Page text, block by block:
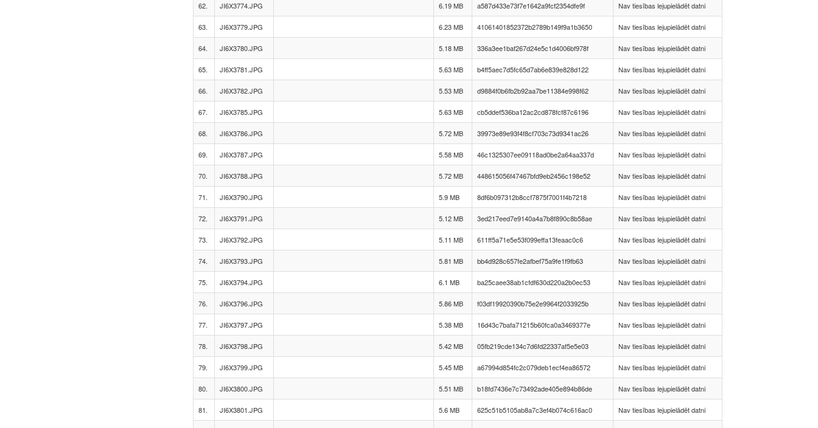
62. JI6X3774.JPG 6.19 MB a587d433e73f7e1642a9fcf2354dfe9f Nav tiesības lejupielādēt datni
63. JI6X3779.JPG 6.23 MB 41061401852372b2789b149f9a1b3650 Nav tiesības lejupielādēt datni
64. JI6X3780.JPG 5.18 MB 336a3ee1baf267d24e5c1d4006bf978f Nav tiesības lejupielādēt datni
65. JI6X3781.JPG 5.63 MB b4ff5aec7d5fc65d7ab6e839e828d122 Nav tiesības lejupielādēt datni
66. JI6X3782.JPG 5.53 MB d9884f0b6fb2b92aa7be11384e998f62 Nav tiesības lejupielādēt datni
67. JI6X3785.JPG 5.63 MB cb5ddef536ba12ac2cd878fcf87c6196 Nav tiesības lejupielādēt datni
68. JI6X3786.JPG 5.72 MB 39973e89e93f4f8cf703c73d9341ac26 Nav tiesības lejupielādēt datni
69. JI6X3787.JPG 5.58 MB 46c1325307ee09118ad0be2a64aa337d Nav tiesības lejupielādēt datni
70. JI6X3788.JPG 5.72 MB 448615056f47467bfd9eb2456c198e52 Nav tiesības lejupielādēt datni
71. JI6X3790.JPG 5.9 MB 8df6b097312b8ccf7875f7001f4b7218 Nav tiesības lejupielādēt datni
72. JI6X3791.JPG 5.12 MB 3ed217eed7e9140a4a7b8f890c8b58ae Nav tiesības lejupielādēt datni
73. JI6X3792.JPG 5.11 MB 611ff5a71e5e53f099effa13feaac0c6 Nav tiesības lejupielādēt datni
74. JI6X3793.JPG 5.81 MB bb4d928c657fe2afbef75a9fe1f9fb63 Nav tiesības lejupielādēt datni
75. JI6X3794.JPG 6.1 MB ba25caee38ab1cfdf630d220a2b0ec53 Nav tiesības lejupielādēt datni
76. JI6X3796.JPG 5.86 MB f03df19920390b75e2e9964f2033925b Nav tiesības lejupielādēt datni
77. JI6X3797.JPG 5.38 MB 16d43c7bafa71215b60fca0a3469377e Nav tiesības lejupielādēt datni
78. JI6X3798.JPG 5.42 MB 05fb219cde134c7d6fd22337af5e5e03 Nav tiesības lejupielādēt datni
79. JI6X3799.JPG 5.45 MB a67994d854fc2c079deb1ecf4ea86572 Nav tiesības lejupielādēt datni
80. JI6X3800.JPG 5.51 MB b18fd7436e7c73492ade405e894b86de Nav tiesības lejupielādēt datni
81. JI6X3801.JPG 5.6 MB 625c51b5105ab8a7c3ef4b074c616ac0 Nav tiesības lejupielādēt datni